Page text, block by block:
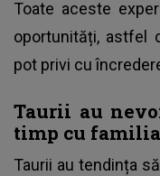
Toate aceste
oportunități, astfel
pot privi cu
Taurii au
timp cu familia
Taurii au tendința